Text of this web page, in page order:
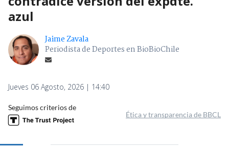
azul
Jaime Zavala
Periodista de Deportes en BioBioChile
Jueves 06 Agosto, 2026 | 14:40
Seguimos criterios de
Ética y transparencia de BBCL